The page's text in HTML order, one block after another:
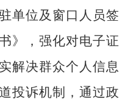
单位及窗口人员签
》，强化对电子证
解决群众个人信息
投诉机制，通过政